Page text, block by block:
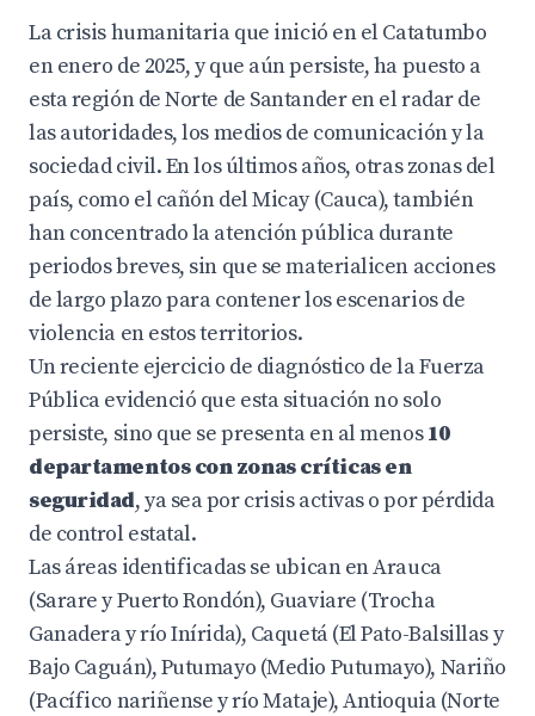
La crisis humanitaria que inició en el Catatumbo
en enero de 2025, y que aún persiste, ha puesto a
esta región de Norte de Santander en el radar de
las autoridades, los medios de comunicación y la
sociedad civil. En los últimos años, otras zonas del
país, como el cañón del Micay (Cauca), también
han concentrado la atención pública durante
periodos breves, sin que se materialicen acciones
de largo plazo para contener los escenarios de
violencia en estos territorios.
Un reciente ejercicio de diagnóstico de la Fuerza
Pública evidenció que esta situación no solo
persiste, sino que se presenta en al menos10
departamentos con zonas críticas en
seguridad, ya sea por crisis activas o por pérdida
de control estatal.
Las áreas identificadas se ubican en Arauca
(Sarare y Puerto Rondón), Guaviare (Trocha
Ganadera y río Inírida), Caquetá (El Pato-Balsillas y
Bajo Caguán), Putumayo (Medio Putumayo), Nariño
(Pacífico nariñense y río Mataje), Antioquia (Norte